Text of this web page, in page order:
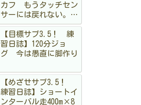
カフ もうタッチセン
サーには戻れない。走
る私が「物理ボタン」
に狂喜乱舞した理由
【目標サブ3.5！ 練
習日誌】120分ジョ
グ 今は愚直に脚作り
【めざせサブ3.5！
練習日誌】ショートイ
ンターバル走400m×8